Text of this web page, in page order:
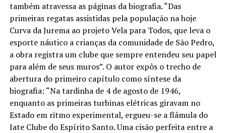
também atravessa as páginas da biografia. “Das
primeiras regatas assistidas pela população na hoje
Curva da Jurema ao projeto Vela para Todos, que leva o
esporte náutico a crianças da comunidade de São Pedro,
a obra registra um clube que sempre entendeu seu papel
para além de seus muros”. O autor expôs o trecho de
abertura do primeiro capítulo como síntese da
biografia: “Na tardinha de 4 de agosto de 1946,
enquanto as primeiras turbinas elétricas giravam no
Estado em ritmo experimental, ergueu-se a flâmula do
Iate Clube do Espírito Santo. Uma cisão perfeita entre a